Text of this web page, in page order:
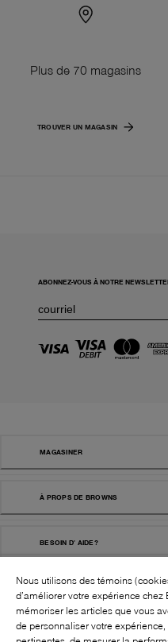
Plus de 70 magasins
TROUVER UN MAGASIN
ABONNEZ-VOUS À NOTRE
MAGASINER
À PROPS DE BROWNS
BESOIN D' AIDE?
Nous utilisons des témoins
d’améliorer votre expérience
mémoriser les articles que vous
de personnaliser votre